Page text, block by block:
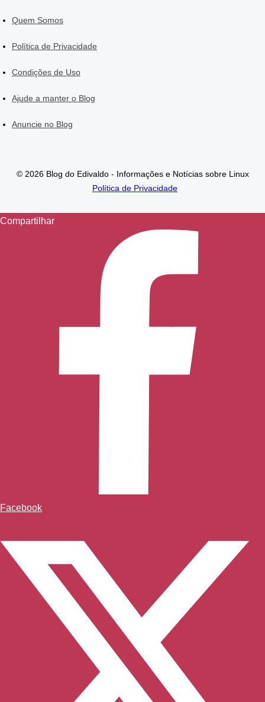
Quem Somos
Política de Privacidade
Condições de Uso
Ajude a manter o Blog
Anuncie no Blog
© 2026 Blog do Edivaldo - Informações e Notícias sobre Linux
Política de Privacidade
Compartilhar
Facebook